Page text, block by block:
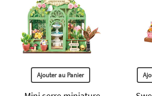
Ajouter au Panier